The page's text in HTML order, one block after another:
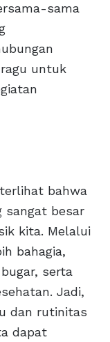
sama
untuk
bahwa
sangat besar
kita. Melalui
bahagia,
serta
Jadi,
dan rutinitas
dapat